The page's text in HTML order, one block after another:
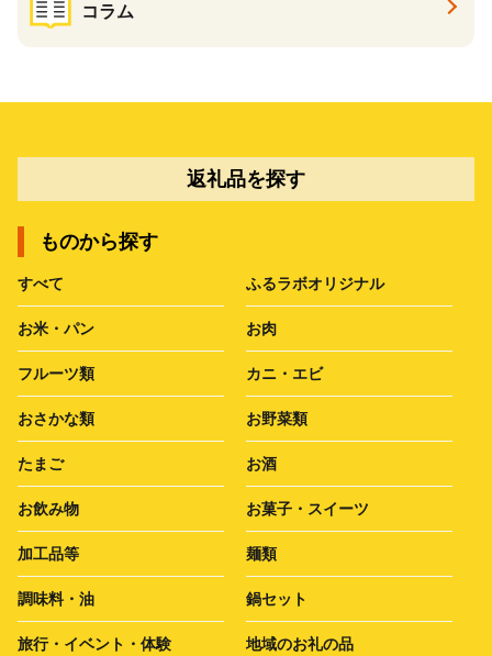
コラム
返礼品を探す
ものから探す
すべて ふるラボオリジナル
お米・パン お肉
フルーツ類 カニ・エビ
おさかな類 お野菜類
たまご お酒
お飲み物 お菓子・スイーツ
加工品等 麺類
調味料・油 鍋セット
旅行・イベント・体験 地域のお礼の品